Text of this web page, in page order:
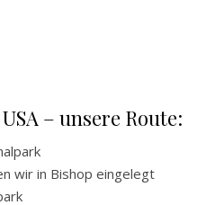
– unsere Route:
wir in Bishop eingelegt